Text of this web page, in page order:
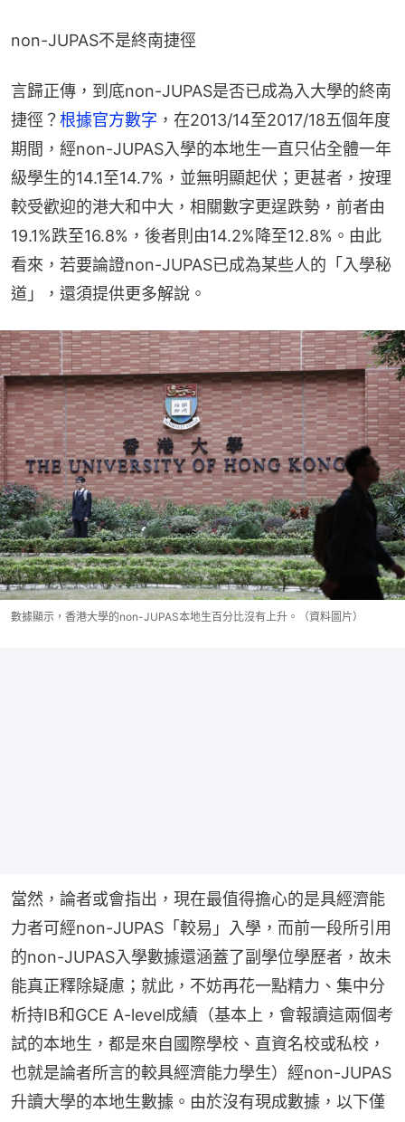
non-JUPAS不是終南捷徑
言歸正傳，到底non-JUPAS是否已成為入大學的終南
捷徑？根據官方數字 ，在2013/14至2017/18五個年度
期間，經non-JUPAS入學的本地生一直只佔全體一年
級學生的14.1至14.7%，並無明顯起伏；更甚者，按理
較受歡迎的港大和中大，相關數字更逞跌勢，前者由
19.1%跌至16.8%，後者則由14.2%降至12.8%。由此
看來，若要論證non-JUPAS已成為某些人的「入學秘
道」，還須提供更多解說。
數據顯示，香港大學的non-JUPAS本地生百分比沒有上升。（資料圖片）
當然，論者或會指出，現在最值得擔心的是具經濟能
力者可經non-JUPAS「較易」入學，而前一段所引用
的non-JUPAS入學數據還涵蓋了副學位學歷者，故未
能真正釋除疑慮；就此，不妨再花一點精力、集中分
析持IB和GCE A-level成績（基本上，會報讀這兩個考
試的本地生，都是來自國際學校、直資名校或私校，
也就是論者所言的較具經濟能力學生）經non-JUPAS
升讀大學的本地生數據。由於沒有現成數據，以下僅